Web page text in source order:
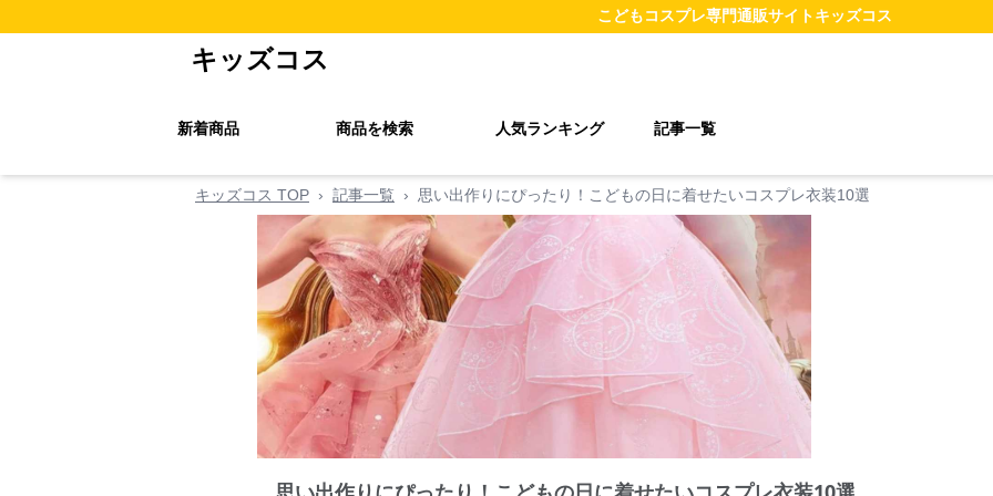
こどもコスプレ専門通販サイトキッズコス
キッズコス
新着商品 商品を検索 人気ランキング 記事一覧
キッズコス TOP › 記事一覧 › 思い出作りにぴったり！こどもの日に着せたいコスプレ衣装10選